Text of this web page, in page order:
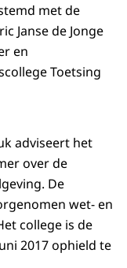
met de
Janse de Jonge
en
Toetsing
adviseert het
over de
De
wet- en
college is de
2017 ophield te